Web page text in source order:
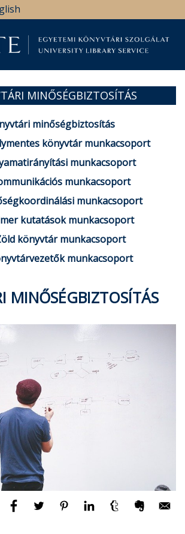
MINŐSÉGBIZTOSÍTÁS
minőségbiztosítás
könyvtár munkacsoport
munkacsoport
munkacsoport
munkacsoport
kutatások munkacsoport
könyvtár munkacsoport
munkacsoport
MINŐSÉGBIZTOSÍTÁS